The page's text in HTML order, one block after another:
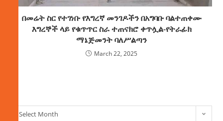
በመሬት ስር የተገነቡ የእግረኛ መንገዶችን በአግባቡ ባልተጠቀሙ
እግረኞች ላይ የቁጥጥር ስራ ተጠናክሮ ቀጥሏል-የትራፊክ
ማኔጅመንት ባለሥልጣን
March 22, 2025
Select Month